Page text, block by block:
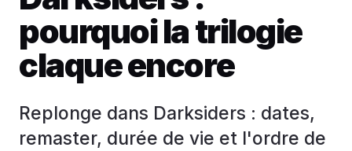
pourquoi la trilogie
claque encore
Replonge dans Darksiders : dates,
remaster, durée de vie et l'ordre de